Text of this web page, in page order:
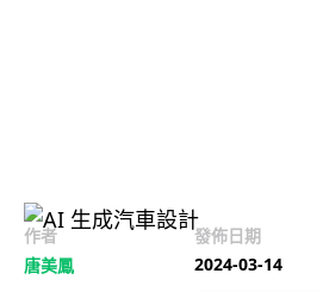
作者
唐美鳳
發佈日期
2024-03-14